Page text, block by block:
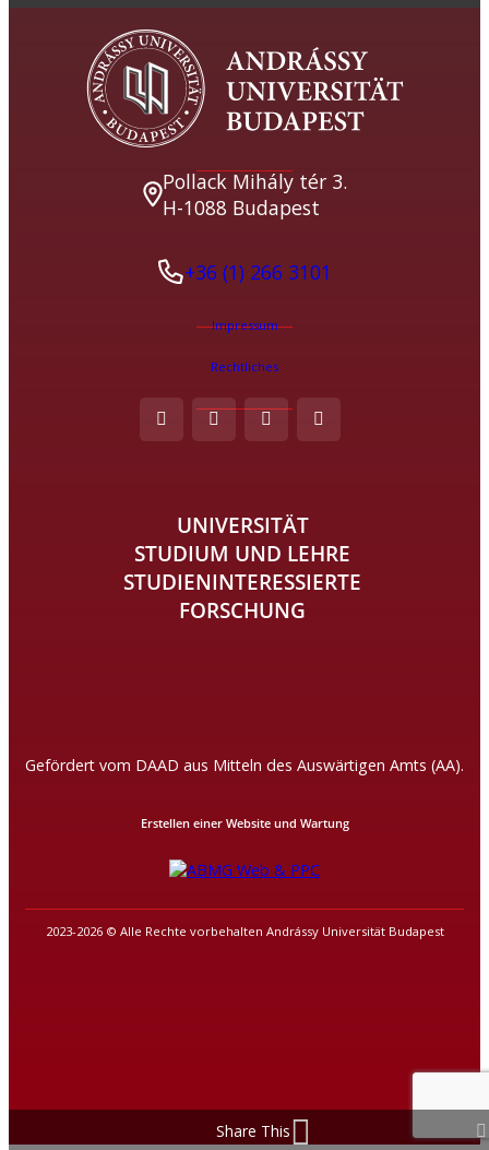
Pollack Mihály tér 3.
H-1088 Budapest
+36 (1) 266 3101
Impressum
Rechtliches
UNIVERSITÄT
STUDIUM UND LEHRE
STUDIENINTERESSIERTE
FORSCHUNG
Gefördert vom DAAD aus Mitteln des Auswärtigen Amts (AA).
2023-2026 © Alle Rechte vorbehalten Andrássy Universität Budapest
Erstellen einer Website und Wartung
Share This